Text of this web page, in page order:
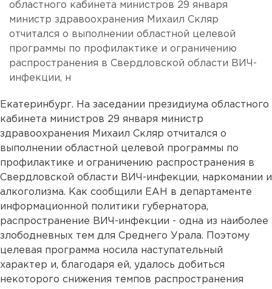
областного кабинета министров 29 января
министр здравоохранения Михаил Скляр
отчитался о выполнении областной целевой
программы по профилактике и ограничению
распространения в Свердловской области ВИЧ-
инфекции, н
Екатеринбург. На заседании президиума областного
кабинета министров 29 января министр
здравоохранения Михаил Скляр отчитался о
выполнении областной целевой программы по
профилактике и ограничению распространения в
Свердловской области ВИЧ-инфекции, наркомании и
алкоголизма. Как сообщили ЕАН в департаменте
информационной политики губернатора,
распространение ВИЧ-инфекции - одна из наиболее
злободневных тем для Среднего Урала. Поэтому
целевая программа носила наступательный
характер и, благодаря ей, удалось добиться
некоторого снижения темпов распространения